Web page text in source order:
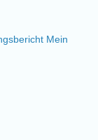
Mein